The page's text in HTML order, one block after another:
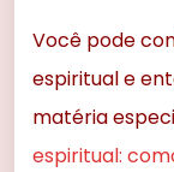
Você pode
espiritual e
matéria
espiritual: